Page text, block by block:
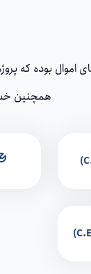
بوده که
همچنین